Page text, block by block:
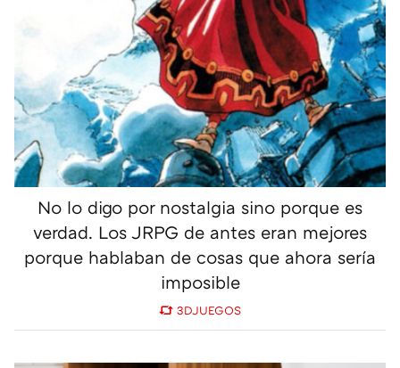
No lo digo por nostalgia sino porque es
verdad. Los JRPG de antes eran mejores
porque hablaban de cosas que ahora sería
imposible
3DJUEGOS